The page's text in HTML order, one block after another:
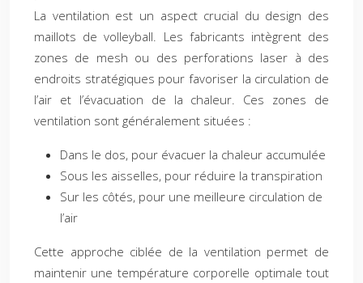
La ventilation est un aspect crucial du design des
maillots de volleyball. Les fabricants intègrent des
zones de mesh ou des perforations laser à des
endroits stratégiques pour favoriser la circulation de
l’air et l’évacuation de la chaleur. Ces zones de
ventilation sont généralement situées :
Dans le dos, pour évacuer la chaleur accumulée
Sous les aisselles, pour réduire la transpiration
Sur les côtés, pour une meilleure circulation de
l’air
Cette approche ciblée de la ventilation permet de
maintenir une température corporelle optimale tout